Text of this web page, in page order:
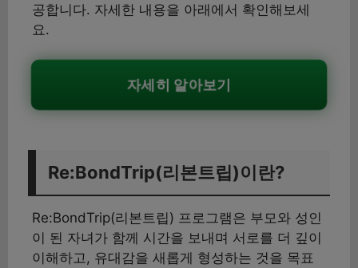
공합니다. 자세한 내용을 아래에서 확인해보세
요.
자세히 알아보기
Re:BondTrip(리본트립)이란?
Re:BondTrip(리본트립) 프로그램은 부모와 성인
이 된 자녀가 함께 시간을 보내며 서로를 더 깊이
이해하고, 유대감을 새롭게 형성하는 것을 목표